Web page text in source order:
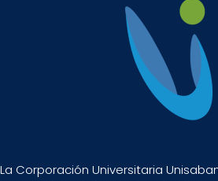
La Corporación Universitaria